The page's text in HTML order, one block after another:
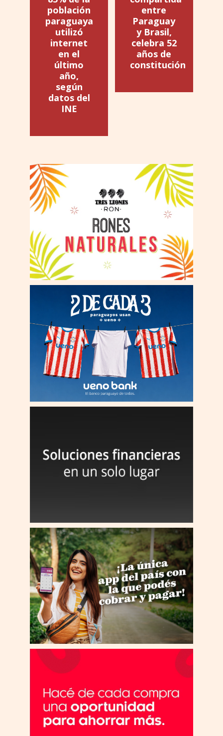
población
paraguaya
utilizó
internet
en el
último
año,
según
datos del
INE
entre
Paraguay
y Brasil,
celebra 52
años de
constitución